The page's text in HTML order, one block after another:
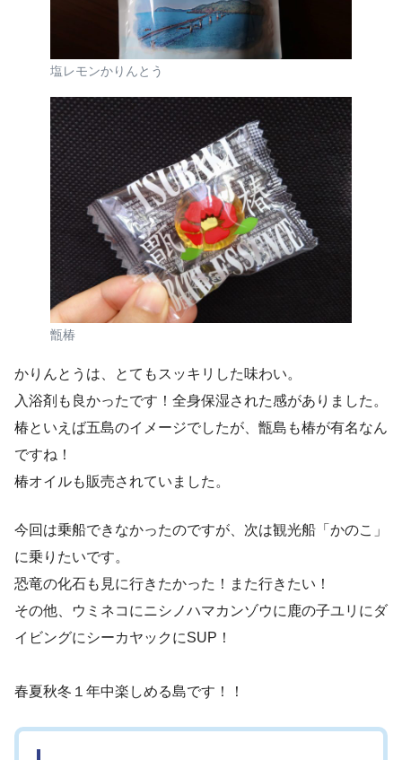
塩レモンかりんとう
甑椿
かりんとうは、とてもスッキリした味わい。
入浴剤も良かったです！全身保湿された感がありました。
椿といえば五島のイメージでしたが、甑島も椿が有名なん
ですね！
椿オイルも販売されていました。
今回は乗船できなかったのですが、次は観光船「かのこ」
に乗りたいです。
恐竜の化石も見に行きたかった！また行きたい！
その他、ウミネコにニシノハマカンゾウに鹿の子ユリにダ
イビングにシーカヤックにSUP！
春夏秋冬１年中楽しめる島です！！